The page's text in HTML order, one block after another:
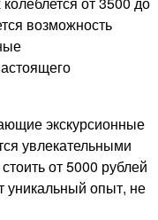
возможность
экскурсионные
увлекательными
от 5000 рублей
уникальный опыт, не